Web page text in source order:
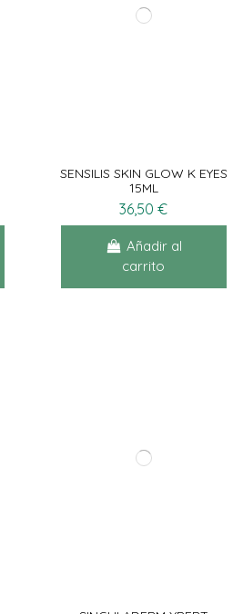
SENSILIS SKIN GLOW K EYES
15ML
36,50 €
Añadir al
carrito